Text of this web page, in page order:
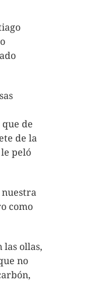
de
de la
peló
nuestra
como
las ollas,
no